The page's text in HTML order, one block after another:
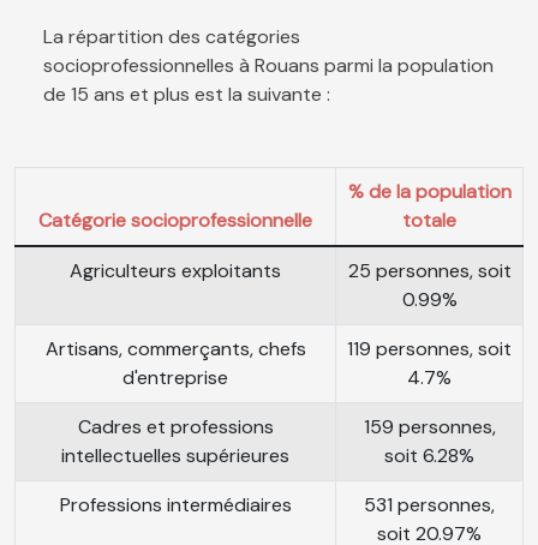
La répartition des catégories
socioprofessionnelles à Rouans parmi la population
de 15 ans et plus est la suivante :
Catégorie socioprofessionnelle
% de la population
totale
Agriculteurs exploitants
25 personnes, soit
0.99%
Artisans, commerçants, chefs
d'entreprise
119 personnes, soit
4.7%
Cadres et professions
intellectuelles supérieures
159 personnes,
soit 6.28%
Professions intermédiaires
531 personnes,
soit 20.97%